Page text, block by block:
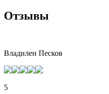
Отзывы
Владилен Песков
5